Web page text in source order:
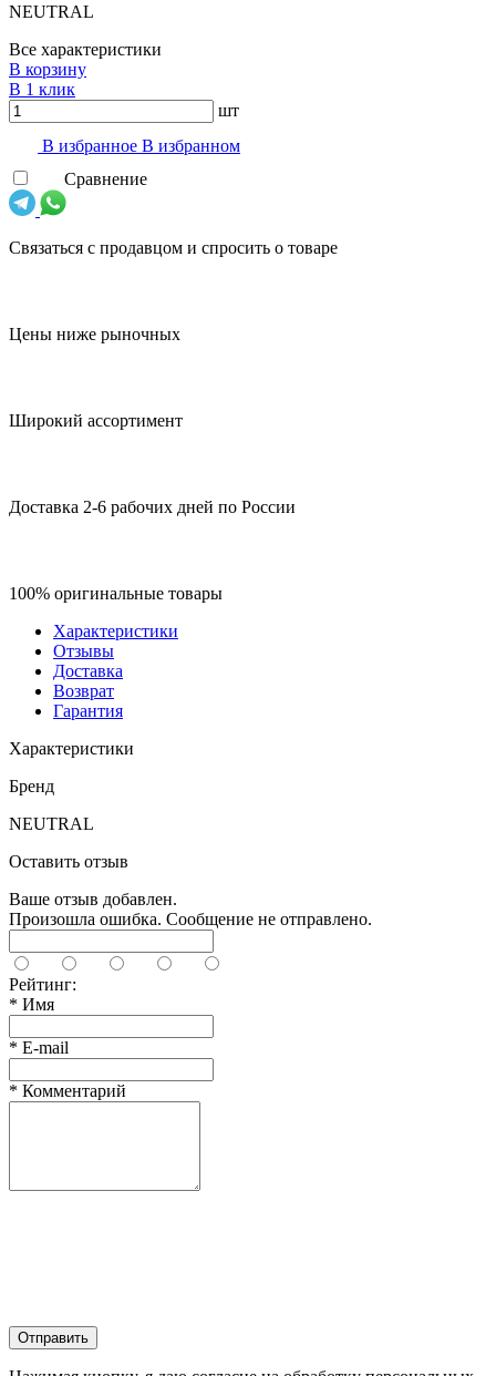
NEUTRAL
Все характеристики
В корзину
В 1 клик
шт
В избранноe В избранном
Сравнение
Связаться с продавцом и спросить о товаре
Цены ниже рыночных
Широкий ассортимент
Доставка 2-6 рабочих дней по России
100% оригинальные товары
Характеристики
Отзывы
Доставка
Возврат
Гарантия
Характеристики
Бренд
NEUTRAL
Оставить отзыв
Ваше отзыв добавлен.
Произошла ошибка. Сообщение не отправлено.
Рейтинг:
* Имя
* E-mail
* Комментарий
Отправить